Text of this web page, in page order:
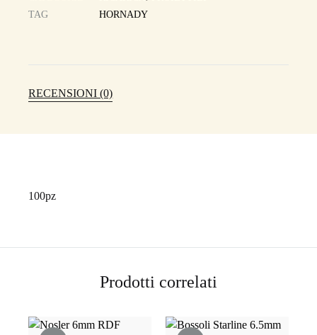
TAG
HORNADY
RECENSIONI (0)
100pz
Prodotti correlati